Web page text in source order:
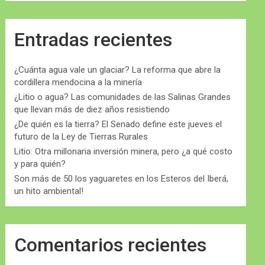
Entradas recientes
¿Cuánta agua vale un glaciar? La reforma que abre la
cordillera mendocina a la minería
¿Litio o agua? Las comunidades de las Salinas Grandes
que llevan más de diez años resistiendo
¿De quién es la tierra? El Senado define este jueves el
futuro de la Ley de Tierras Rurales
Litio: Otra millonaria inversión minera, pero ¿a qué costo
y para quién?
Son más de 50 los yaguaretes en los Esteros del Iberá,
un hito ambiental!
Comentarios recientes